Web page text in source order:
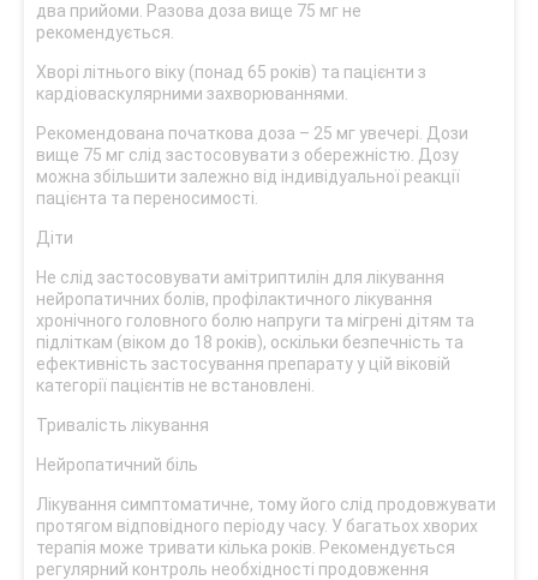
два прийоми. Разова доза вище 75 мг не
рекомендується.
Хворі літнього віку (понад 65 років) та пацієнти з
кардіоваскулярними захворюваннями.
Рекомендована початкова доза – 25 мг увечері. Дози
вище 75 мг слід застосовувати з обережністю. Дозу
можна збільшити залежно від індивідуальної реакції
пацієнта та переносимості.
Діти
Не слід застосовувати амітриптилін для лікування
нейропатичних болів, профілактичного лікування
хронічного головного болю напруги та мігрені дітям та
підліткам (віком до 18 років), оскільки безпечність та
ефективність застосування препарату у цій віковій
категорії пацієнтів не встановлені.
Тривалість лікування
Нейропатичний біль
Лікування симптоматичне, тому його слід продовжувати
протягом відповідного періоду часу. У багатьох хворих
терапія може тривати кілька років. Рекомендується
регулярний контроль необхідності продовження